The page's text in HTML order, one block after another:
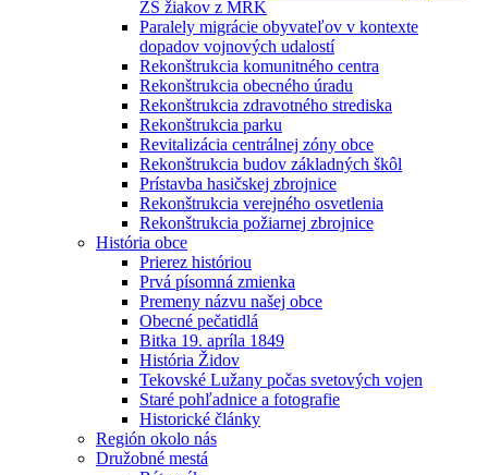
ZŠ žiakov z MRK
Paralely migrácie obyvateľov v kontexte
dopadov vojnových udalostí
Rekonštrukcia komunitného centra
Rekonštrukcia obecného úradu
Rekonštrukcia zdravotného strediska
Rekonštrukcia parku
Revitalizácia centrálnej zóny obce
Rekonštrukcia budov základných škôl
Prístavba hasičskej zbrojnice
Rekonštrukcia verejného osvetlenia
Rekonštrukcia požiarnej zbrojnice
História obce
Prierez históriou
Prvá písomná zmienka
Premeny názvu našej obce
Obecné pečatidlá
Bitka 19. apríla 1849
História Židov
Tekovské Lužany počas svetových vojen
Staré pohľadnice a fotografie
Historické články
Región okolo nás
Družobné mestá